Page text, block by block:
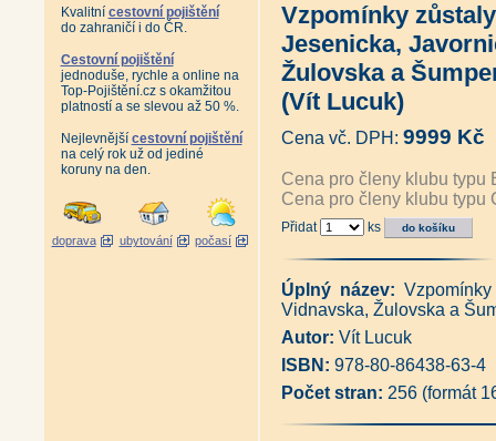
Kvalitní cestovní pojištění
do zahraničí i do ČR.
Cestovní pojištění
jednoduše, rychle a online na
Top-Pojištění.cz s okamžitou
platností a se slevou až 50 %.
Nejlevnější cestovní pojištění
na celý rok už od jediné
koruny na den.
doprava ubytování počasí
Šumava - Roklanská hájenka
Dolní Vltavice - Vzpomínky
Můj domov v Sudetech (Erika
Toulky Šumavou - Sušicko
Šumava - vyprávění z Hoidlí
Šumava - putování časem
Šumava - putování za
Šumava mezi dvěma národy
Reemigranti - Minulost
Raději zešílet v divočině -
Trefen šumavským genem
Šumavští rodáci vzpomínají
Šumavští rodáci vzpomínají
Šumavští rodáci vzpomínají
Šumavští rodáci vzpomínají 4
Šumavští rodáci vzpomínají 5
Poválečné osudy
Šumava - Zajímavosti o
Šumavské střípky -
Svědectví z poválečné
Šumavští převaděči (Pavel
1951 - vydání 2018 (Pavel
Krajem šumavských Lad -
Vzpomínky
Jesenicka,
Žulovska a
(Vít Lucuk)
Cena vč. DPH: 9999 Kč
Cena pro členy klubu typu
Cena pro členy klubu typu
Přidat ks
Úplný název:
Vidnavska, Žulovska a
Autor: Vít Lucuk
ISBN: 978-80-86438-63-4
Počet stran: 256 (formát